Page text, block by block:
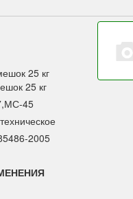
25 кг
25 кг
45
2005